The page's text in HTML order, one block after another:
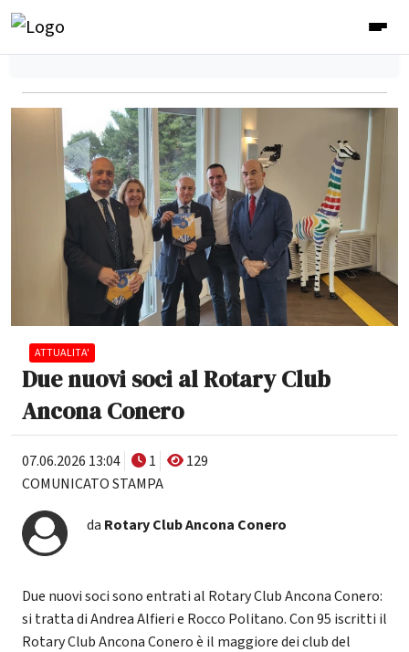
ATTUALITA'
Due nuovi soci al Rotary Club
Ancona Conero
07.06.2026 13:04 1
129
COMUNICATO STAMPA
da Rotary Club Ancona Conero
Due nuovi soci sono entrati al Rotary Club Ancona Conero:
si tratta di Andrea Alfieri e Rocco Politano. Con 95 iscritti il
Rotary Club Ancona Conero è il maggiore dei club del